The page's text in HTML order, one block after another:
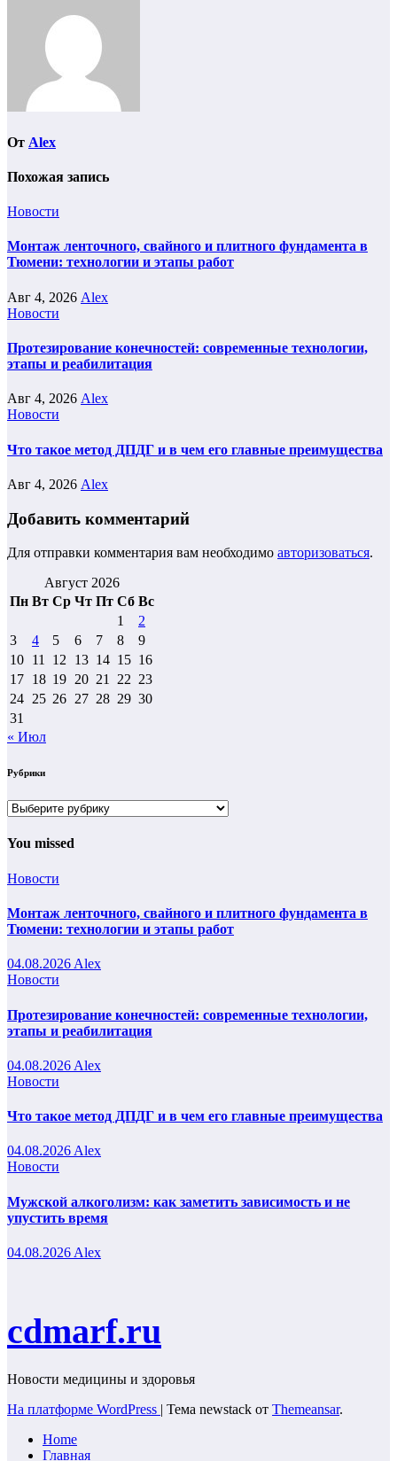
От Alex
Похожая запись
Новости
Монтаж ленточного, свайного и плитного фундамента в
Тюмени: технологии и этапы работ
Авг 4, 2026 Alex
Новости
Протезирование конечностей: современные технологии,
этапы и реабилитация
Авг 4, 2026 Alex
Новости
Что такое метод ДПДГ и в чем его главные преимущества
Авг 4, 2026 Alex
Добавить комментарий
Для отправки комментария вам необходимо авторизоваться.
Август 2026
Пн Вт Ср Чт Пт Сб Вс
1
2
3
4 5 6 7 8
9
10 11 12 13 14 15 16
17 18 19 20 21 22 23
24 25 26 27 28 29 30
31
« Июл
Рубрики
Рубрики
You missed
Новости
Монтаж ленточного, свайного и плитного фундамента в
Тюмени: технологии и этапы работ
04.08.2026 Alex
Новости
Протезирование конечностей: современные технологии,
этапы и реабилитация
04.08.2026 Alex
Новости
Что такое метод ДПДГ и в чем его главные преимущества
04.08.2026 Alex
Новости
Мужской алкоголизм: как заметить зависимость и не
упустить время
04.08.2026 Alex
cdmarf.ru
Новости медицины и здоровья
На платформе WordPress | Тема newstack от Themeansar.
Home
Главная